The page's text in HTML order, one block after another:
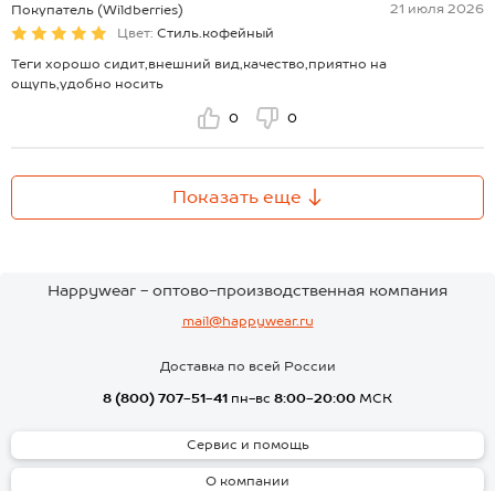
Покупатель (Wildberries)
21 июля 2026
Цвет: Стиль.кофейный
Теги хорошо сидит,внешний вид,качество,приятно на
ощупь,удобно носить
0 0
Показать еще
Happywear - оптово-производственная компания
mail@happywear.ru
Доставка по всей России
8 (800) 707-51-41 пн-вс 8:00-20:00 МСК
Сервис и помощь
О компании